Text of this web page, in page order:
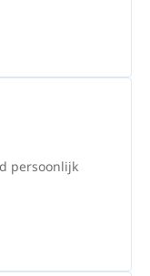
persoonlijk